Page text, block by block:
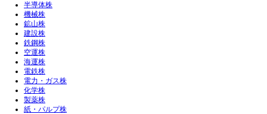
半導体株
機械株
鉱山株
建設株
鉄鋼株
空運株
海運株
電鉄株
電力・ガス株
化学株
製薬株
紙・パルプ株